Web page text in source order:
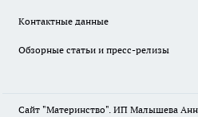
Контактные данные
Обзорные статьи и пресс-релизы
Сайт "Материнство". ИП Малышева